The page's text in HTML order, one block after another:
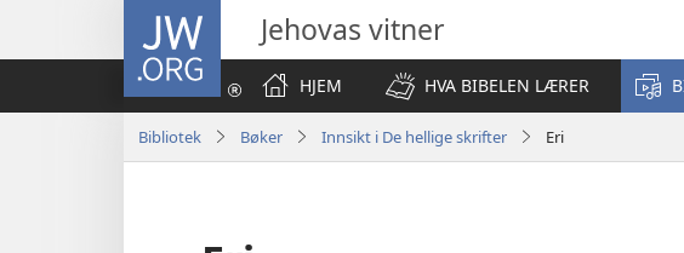
JW.ORG Jehovas vitner
HJEM
HVA BIBELEN LÆRER
Bibliotek Bøker Innsikt i De hellige skrifter Eri